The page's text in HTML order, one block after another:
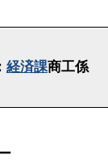
経済課商工係